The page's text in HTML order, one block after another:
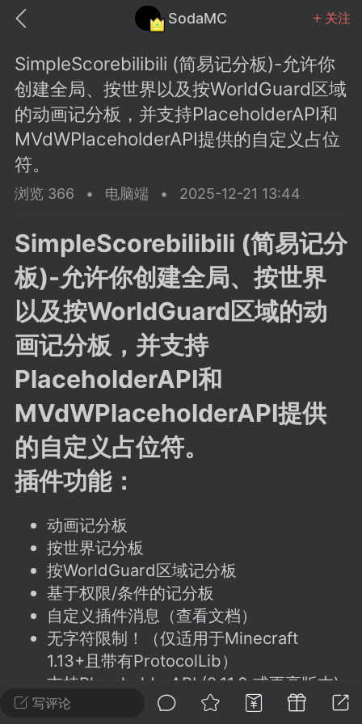
SodaMC 关注
文社区
教程 材质 社区
潮涌核心
永久赞助者
11-27 02:06
电脑端 社区规则
议贴】SodaMC 的改进与建议 🧃
社区的建议&反馈板块，欢迎每
在这里畅所欲言，提出你对 社区功能、
、管理方式等方面 的任何想法！...
潮涌核心
永久赞助者
24 23:37
电脑端 整合包分享
主页反馈贴
反馈你遇到的问题 以及 你期望的功能等
不方便可尝试通过邮箱与作者进行反馈
写评论
SimpleScorebilibili (简易记分板)-允许你
创建全局、按世界以及按WorldGuard区域
的动画记分板，并支持PlaceholderAPI和
MVdWPlaceholderAPI提供的自定义占位
符。
浏览 366 • 电脑端 • 2025-12-21 13:44
SimpleScorebilibili (简易记分
板)-允许你创建全局、按世界
以及按WorldGuard区域的动
画记分板，并支持
PlaceholderAPI和
MVdWPlaceholderAPI提供
的自定义占位符。
插件功能：
动画记分板
按世界记分板
按WorldGuard区域记分板
基于权限/条件的记分板
自定义插件消息（查看文档）
无字符限制！（仅适用于Minecraft
1.13+且带有ProtocolLib）
支持PlaceholderAPI (2.11.0 或更高版本)
和 MVdWPlaceholderAPI